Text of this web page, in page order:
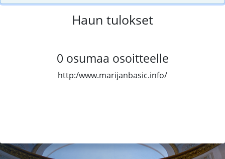
Haun tulokset
0 osumaa osoitteelle
http:/www.marijanbasic.info/